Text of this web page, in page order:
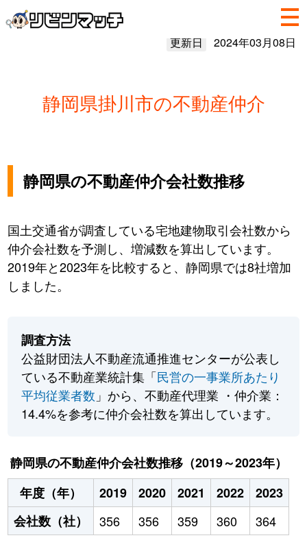
更新日 2024年03月08日
静岡県掛川市の不動産仲介
静岡県の不動産仲介会社数推移
国土交通省が調査している宅地建物取引会社数から
仲介会社数を予測し、増減数を算出しています。
2019年と2023年を比較すると、静岡県では8社増加
しました。
調査方法
公益財団法人不動産流通推進センターが公表し
ている不動産業統計集「民営の一事業所あたり
平均従業者数 」から、不動産代理業 ・仲介業：
14.4%を参考に仲介会社数を算出しています。
静岡県の不動産仲介会社数推移（2019～2023年）
年度（年）
2019 2020 2021 2022
2023
会社数（社）
356 356 359 360 364